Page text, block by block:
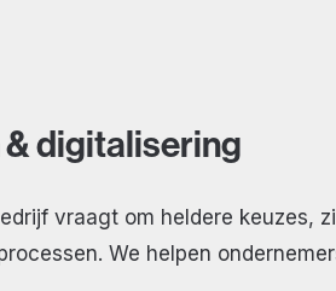
digitalisering
vraagt om heldere keuzes,
We helpen